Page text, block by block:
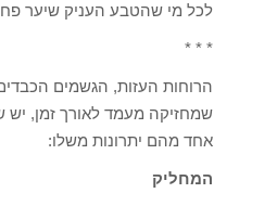
לכל מי שהטבע העניק שיער
* * *
הרוחות העזות, הגשמים
שמחזיקה מעמד לאורך זמן, יש
אחד מהם יתרונות משלו:
המחליק